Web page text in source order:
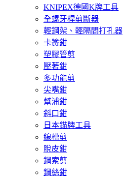
KNIPEX德國K牌工具
全螺牙桿剪斷器
輕鋼架、輕隔間打孔器
卡簧鉗
塑膠管剪
壓著鉗
多功能剪
尖嘴鉗
幫浦鉗
斜口鉗
日本錨牌工具
線槽剪
脫皮鉗
鋼索剪
鋼絲鉗